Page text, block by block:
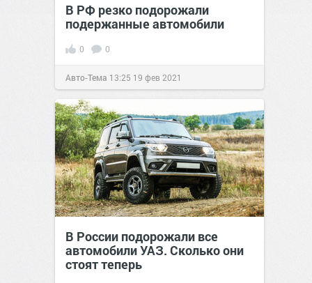
В РФ резко подорожали
подержанные автомобили
0 0
Авто-Тема 13:25 19 фев 2021
В России подорожали все
автомобили УАЗ. Сколько они
стоят теперь